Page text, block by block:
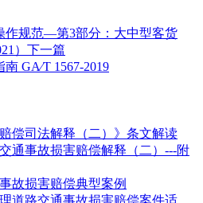
作规范—第3部分：大中型客货
） 下一篇
GA∕T 1567-2019
偿司法解释（二）》条文解读
通事故损害赔偿解释（二）---附
故损害赔偿典型案例
道路交通事故损害赔偿案件适